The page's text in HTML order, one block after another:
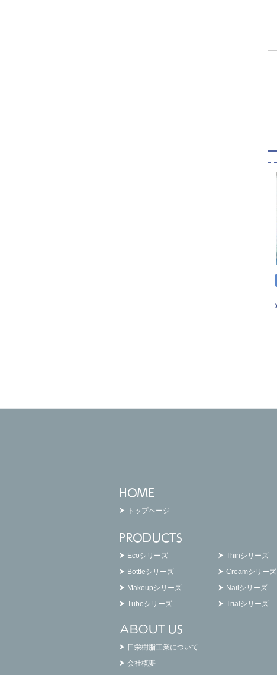
トップページ
Ecoシリーズ
Thinシリーズ
Bottleシリーズ
Creamシリーズ
Makeupシリーズ
Nailシリーズ
Tubeシリーズ
Trialシリーズ
日栄樹脂工業について
会社概要